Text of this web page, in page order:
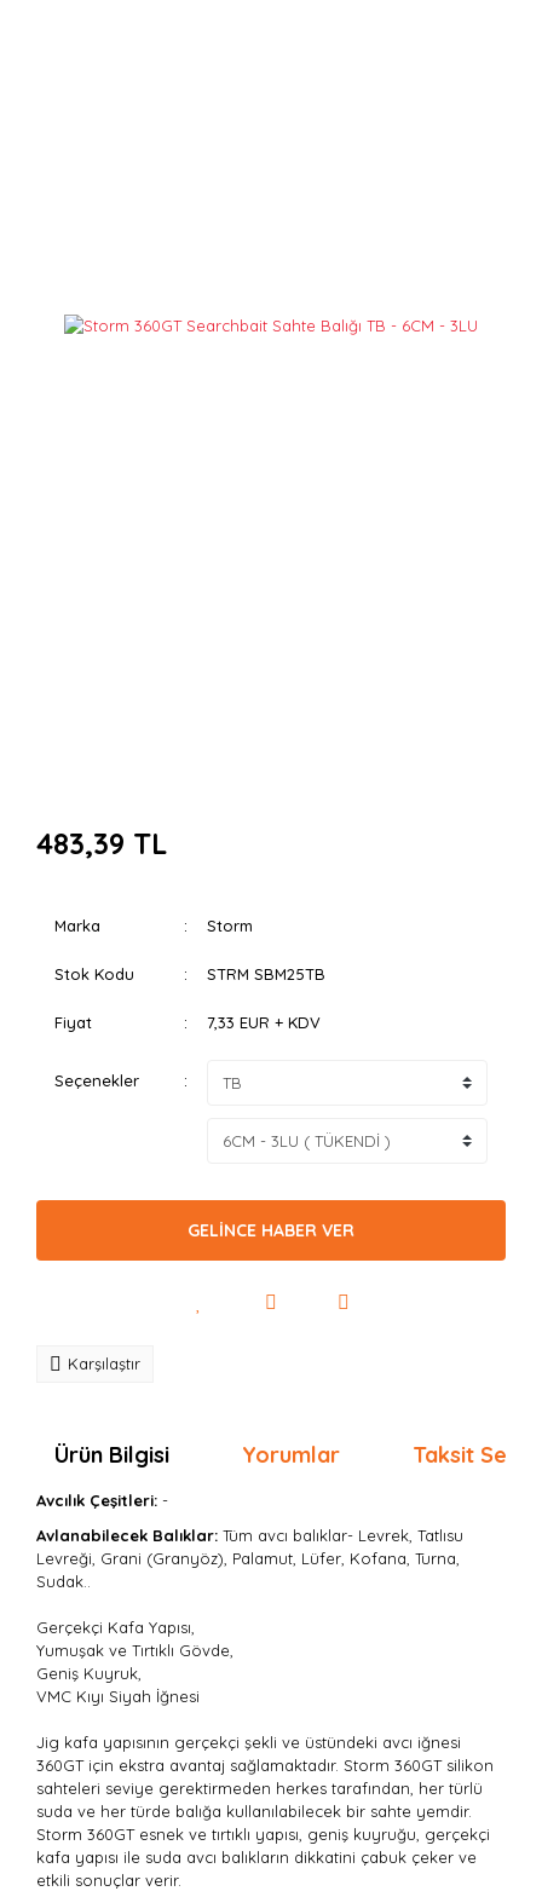
483,39 TL
Marka Storm
Stok Kodu STRM SBM25TB
Fiyat 7,33 EUR + KDV
Seçenekler
GELİNCE HABER VER
Karşılaştır
Ürün Bilgisi Yorumlar Taksit
Avcılık Çeşitleri: -
Avlanabilecek Balıklar: Tüm avcı balıklar- Levrek, Tatlısu
Levreği, Grani (Granyöz), Palamut, Lüfer, Kofana, Turna,
Sudak..
Gerçekçi Kafa Yapısı,
Yumuşak ve Tırtıklı Gövde,
Geniş Kuyruk,
VMC Kıyı Siyah İğnesi
Jig kafa yapısının gerçekçi şekli ve üstündeki avcı iğnesi
360GT için ekstra avantaj sağlamaktadır. Storm 360GT silikon
sahteleri seviye gerektirmeden herkes tarafından, her türlü
suda ve her türde balığa kullanılabilecek bir sahte yemdir.
Storm 360GT esnek ve tırtıklı yapısı, geniş kuyruğu, gerçekçi
kafa yapısı ile suda avcı balıkların dikkatini çabuk çeker ve
etkili sonuçlar verir.